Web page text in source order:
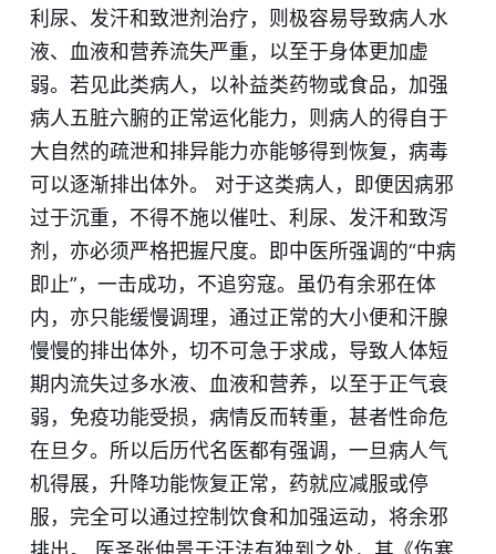
利尿、发汗和致泄剂治疗，则极容易导致病人水
液、血液和营养流失严重，以至于身体更加虚
弱。若见此类病人，以补益类药物或食品，加强
病人五脏六腑的正常运化能力，则病人的得自于
大自然的疏泄和排异能力亦能够得到恢复，病毒
可以逐渐排出体外。 对于这类病人，即便因病邪
过于沉重，不得不施以催吐、利尿、发汗和致泻
剂，亦必须严格把握尺度。即中医所强调的“中病
即止”，一击成功，不追穷寇。虽仍有余邪在体
内，亦只能缓慢调理，通过正常的大小便和汗腺
慢慢的排出体外，切不可急于求成，导致人体短
期内流失过多水液、血液和营养，以至于正气衰
弱，免疫功能受损，病情反而转重，甚者性命危
在旦夕。所以后历代名医都有强调，一旦病人气
机得展，升降功能恢复正常，药就应减服或停
服，完全可以通过控制饮食和加强运动，将余邪